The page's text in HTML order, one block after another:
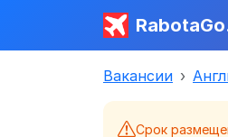
Вакансии
Срок